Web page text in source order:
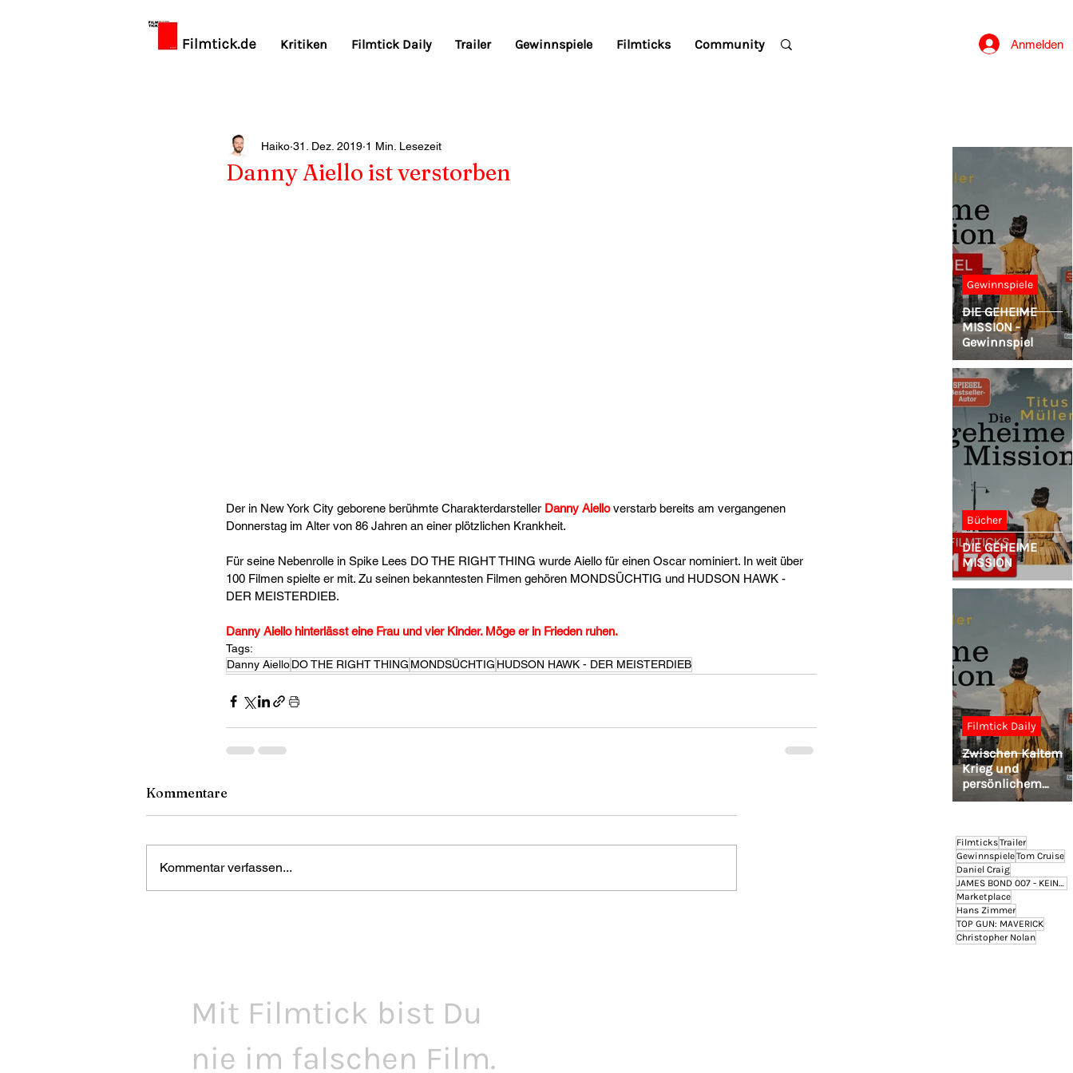
Kritiken Filmtick Daily Trailer Gewinnspiele Filmticks Community Anmelden
Danny Aiello ist verstorben
Haiko 31. Dez. 2019 1 Min. Lesezeit
Der in New York City geborene berühmte Charakterdarsteller Danny Aiello verstarb bereits am vergangenen
Donnerstag im Alter von 86 Jahren an einer plötzlichen Krankheit.
Für seine Nebenrolle in Spike Lees DO THE RIGHT THING wurde Aiello für einen Oscar nominiert. In weit über
100 Filmen spielte er mit. Zu seinen bekanntesten Filmen gehören MONDSÜCHTIG und HUDSON HAWK -
DER MEISTERDIEB.
Danny Aiello hinterlässt eine Frau und vier Kinder. Möge er in Frieden ruhen.
Tags:
Danny AielloDO THE RIGHT THING MONDSÜCHTIG HUDSON HAWK - DER MEISTERDIEB
Kommentare
Kommentar verfassen...
DIE GEHEIME
MISSION -
Gewinnspiel
Gewinnspiele
DIE GEHEIME
MISSION
Bücher
Zwischen Kaltem
Krieg und
persönlichem
Wiedersehen: Titus
auf Lesereise
Filmtick Daily
FilmticksTrailer
GewinnspieleTom Cruise
Daniel Craig
JAMES BOND 007 - KEINE ZEIT ZU STERBEN
Marketplace
Hans Zimmer
TOP GUN: MAVERICK
Christopher Nolan
Mit Filmtick bist Du
nie im falschen Film.